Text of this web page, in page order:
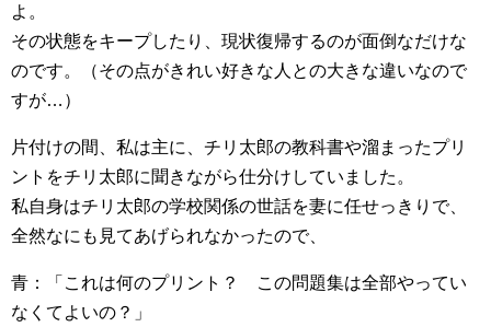
よ。
その状態をキープしたり、現状復帰するのが面倒なだけな
のです。（その点がきれい好きな人との大きな違いなので
すが…）
片付けの間、私は主に、チリ太郎の教科書や溜まったプリ
ントをチリ太郎に聞きながら仕分けしていました。
私自身はチリ太郎の学校関係の世話を妻に任せっきりで、
全然なにも見てあげられなかったので、
青：「これは何のプリント？ この問題集は全部やってい
なくてよいの？」